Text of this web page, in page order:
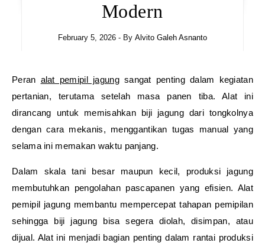
Modern
February 5, 2026 - By Alvito Galeh Asnanto
Peran alat pemipil jagungsangat penting dalam kegiatan
pertanian, terutama setelah masa panen tiba. Alat ini
dirancang untuk memisahkan biji jagung dari tongkolnya
dengan cara mekanis, menggantikan tugas manual yang
selama ini memakan waktu panjang.
Dalam skala tani besar maupun kecil, produksi jagung
membutuhkan pengolahan pascapanen yang efisien. Alat
pemipil jagung membantu mempercepat tahapan pemipilan
sehingga biji jagung bisa segera diolah, disimpan, atau
dijual. Alat ini menjadi bagian penting dalam rantai produksi